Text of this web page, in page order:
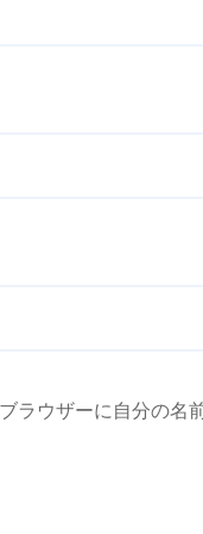
ラウザーに自分の名